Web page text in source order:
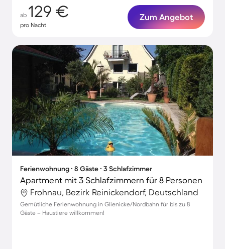
ab 129 €
pro Nacht
Zum Angebot
Ferienwohnung ∙ 8 Gäste ∙ 3 Schlafzimmer
Apartment mit 3 Schlafzimmern für 8 Personen
Frohnau, Bezirk Reinickendorf, Deutschland
Gemütliche Ferienwohnung in Glienicke/Nordbahn für bis zu 8
Gäste – Haustiere willkommen!